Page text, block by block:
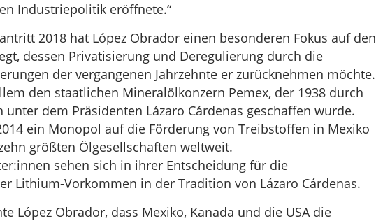
Industriepolitik eröffnete.“
2018 hat López Obrador einen besonderen Fokus auf den
dessen Privatisierung und Deregulierung durch die
der vergangenen Jahrzehnte er zurücknehmen möchte.
den staatlichen Mineralölkonzern Pemex, der 1938 durch
unter dem Präsidenten Lázaro Cárdenas geschaffen wurde.
ein Monopol auf die Förderung von Treibstoffen in Mexiko
größten Ölgesellschaften weltweit.
sehen sich in ihrer Entscheidung für die
Lithium-Vorkommen in der Tradition von Lázaro Cárdenas.
López Obrador, dass Mexiko, Kanada und die USA die